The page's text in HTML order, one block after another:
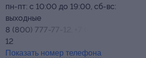
пн-пт: с 10:00 до 19:00, сб-вс:
выходные
8 (800) 777-77-12, +7 (495) 150-77-
12
Показать номер телефона